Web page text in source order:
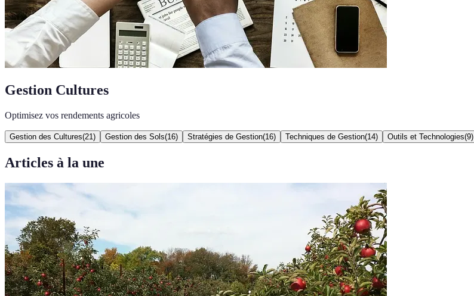
Gestion Cultures
Optimisez vos rendements agricoles
Gestion des Cultures(21 ) Gestion des Sols(16) Stratégies de Gestion(16) Techniques de Gestion(14) Outils et Technologies(9)
Articles à la une